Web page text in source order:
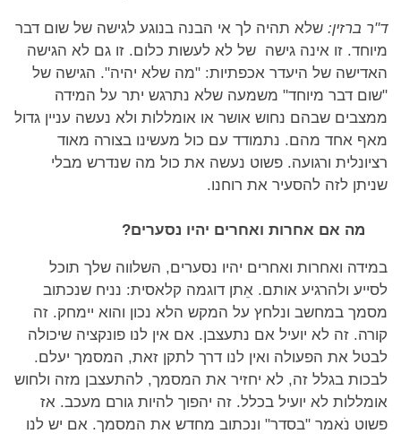
ד"ר ברזין: שלא תהיה לך אי הבנה בנוגע לגישה של שום דבר
מיוחד. זו אינה גישה של לא לעשות כלום. זו גם לא הגישה
האדישה של היעדר אכפתיות: "מה שלא יהיה". הגישה של
"שום דבר מיוחד" משמעה שלא נתרגש יתר על המידה
ממצבים שבהם נחוש אושר או אומללות ולא נעשה עניין גדול
מאף אחד מהם. נתמודד עם כול מעשינו בצורה מאוד
רציונלית ורגועה. פשוט נעשה את כול מה שנדרש מבלי
שניתן לזה להסעיר את רוחנו.
מה אם אחרות ואחרים יהיו נסערים?
במידה ואחרות ואחרים יהיו נסערים, השלווה שלך תוכל
לסייע ולהרגיע אותם. אֵתן דוגמה קלאסית: נניח שנכתוב
מסמך במחשב ונלחץ על המקש הלא נכון והוא יימחק. זה
קורה. זה לא יועיל אם נתעצבן. אם אין לנו פונקציה שיכולה
לבטל את הפעולה ואין לנו דרך לתקן זאת, המסמך יעלם.
לבכות בגלל זה, לא יחזיר את המסמך, להתעצבן מזה ולחוש
אומללות לא יועיל בכלל. זה יהפוך להיות גורם מעכב. אז
פשוט נֹאמר "בסדר" ונכתוב מחדש את המסמך. אם יש לנו